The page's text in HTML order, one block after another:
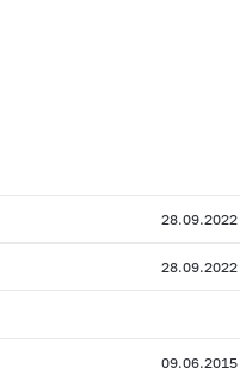
28.09.2022
28.09.2022
09.06.2015